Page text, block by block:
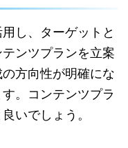
し、ターゲットと
ンツプランを立案
方向性が明確にな
。コンテンツプラ
いでしょう。